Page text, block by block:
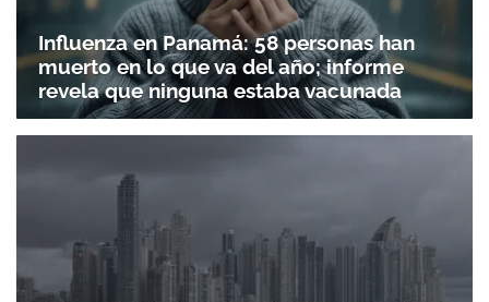
Influenza en Panamá: 58 personas han
muerto en lo que va del año; informe
revela que ninguna estaba vacunada